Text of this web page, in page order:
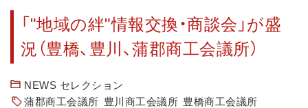
「"地域の絆"情報交換・商談会」が盛
況（豊橋、豊川、蒲郡商工会議所）
NEWS セレクション
蒲郡商工会議所 豊川商工会議所 豊橋商工会議所